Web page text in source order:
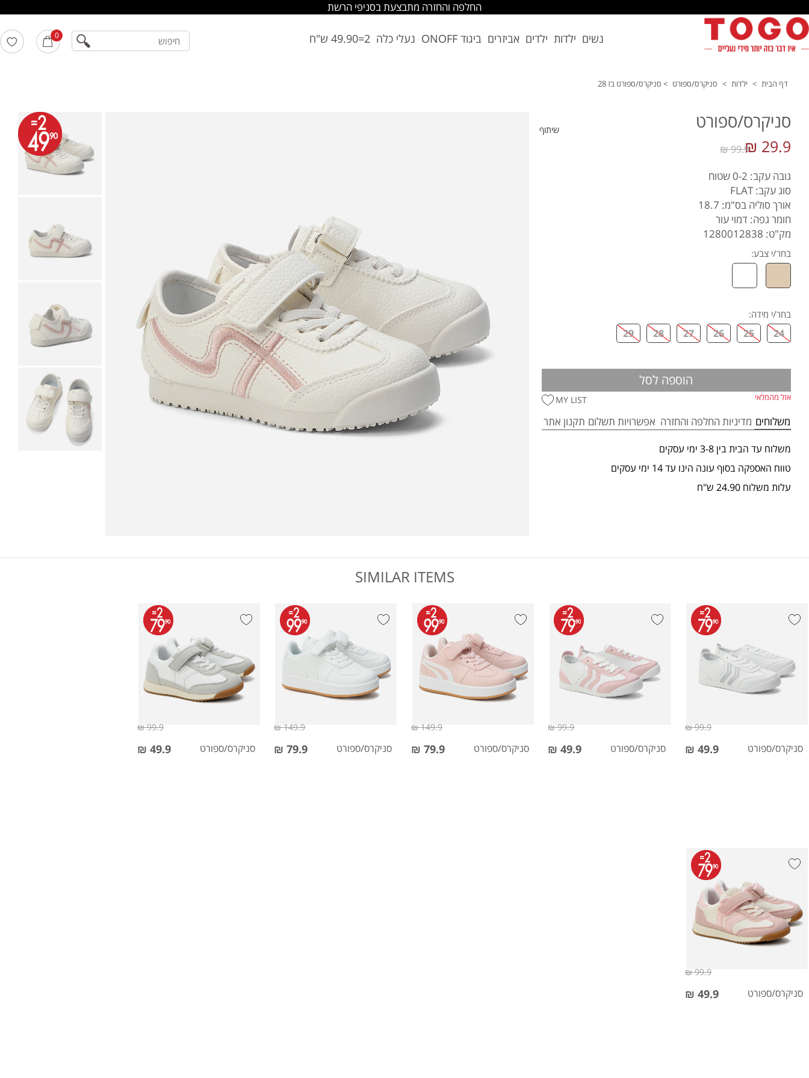
החלפה והחזרה מתבצעת בסניפי הרשת
נשים ילדות ילדים אביזרים ביגוד ONOFF נעלי כלה 2=49.90 ש"ח 0 חיפוש
דף הבית > ילדות > סניקרס/ספורט > סניקרס/ספורט בז 28
שיתוף סניקרס/ספורט
29.9 ₪
99.9 ₪
גובה עקב: 0-2 שטוח
סוג עקב: FLAT
אורך סוליה בס"מ: 18.7
חומר גפה: דמוי עור
מק"ט: 1280012838
בחר/י צבע:
בחר/י מידה:
24
25
26
27
28
29
הוספה לסל
MY LIST אזל מהמלאי
משלוחים מדיניות החלפה והחזרה אפשרויות תשלום תקנון אתר
משלוח עד הבית בין 3-8 ימי עסקים
טווח האספקה בסוף עונה הינו עד 14 ימי עסקים
עלות משלוח 24.90 ש"ח
SIMILAR ITEMS
סניקרס/ספורט 49.9 ₪
99.9 ₪
סניקרס/ספורט 49.9 ₪
99.9 ₪
סניקרס/ספורט 79.9 ₪
149.9 ₪
סניקרס/ספורט 79.9 ₪
149.9 ₪
סניקרס/ספורט 49.9 ₪
99.9 ₪
סניקרס/ספורט 49.9 ₪
99.9 ₪